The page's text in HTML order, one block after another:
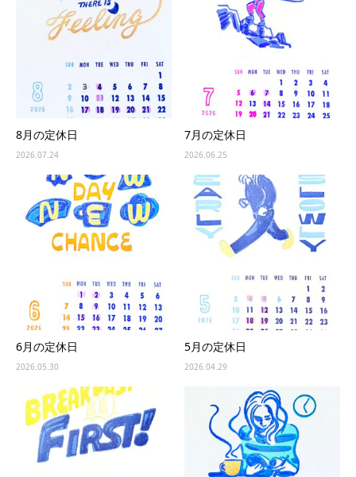
8月の定休日
2026.07.24
7月の定休日
2026.06.25
6月の定休日
2026.05.30
5月の定休日
2026.04.29